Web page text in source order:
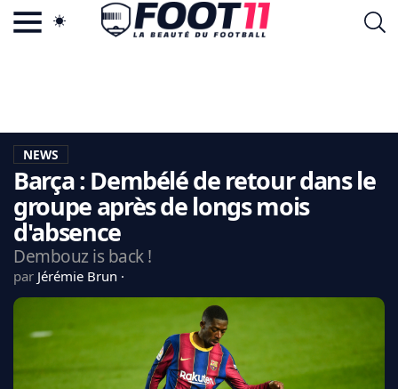
LA CHARTE
VIE PRIVÉE
CGU
CONTACTEZ-NOUS
EDF
LIGUE 1
NEWS
Barça : Dembélé de retour dans le
groupe après de longs mois
d'absence
Dembouz is back !
par Jérémie Brun